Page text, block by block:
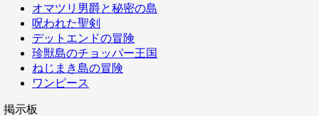
オマツリ男爵と秘密の島
呪われた聖剣
デットエンドの冒険
珍獣島のチョッパー王国
ねじまき島の冒険
ワンピース
掲示板